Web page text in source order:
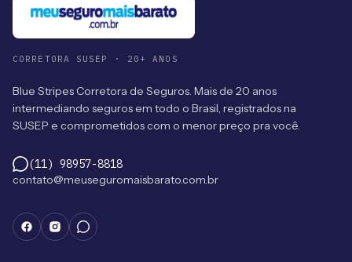
CORRETORA SUSEP · 20+ ANOS
Blue Stripes Corretora de Seguros. Mais de 20 anos
intermediando seguros em todo o Brasil, registrados na
SUSEP e comprometidos com o menor preço pra você.
(11) 98957-8818
contato@meuseguromaisbarato.com.br